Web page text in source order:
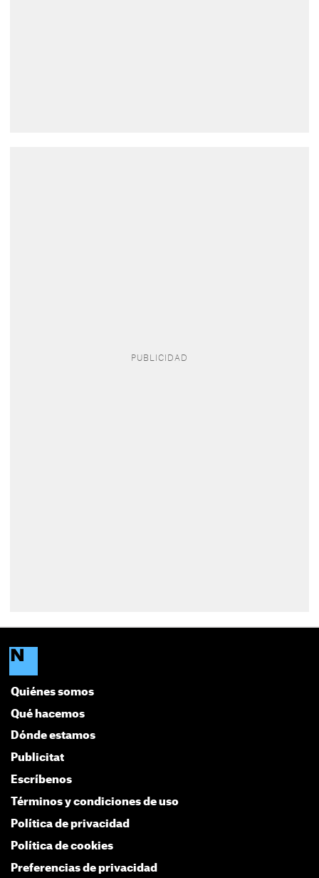
Quiénes somos
Qué hacemos
Dónde estamos
Publicitat
Escríbenos
Términos y condiciones de uso
Política de privacidad
Política de cookies
Preferencias de privacidad